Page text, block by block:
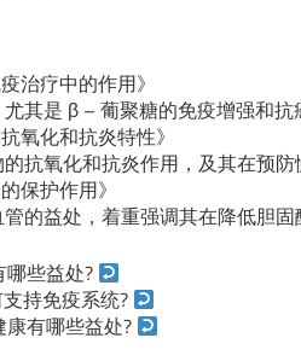
治疗中的作用》
其是 β – 葡聚糖的免疫增强和抗
氧化和抗炎特性》
抗氧化和抗炎作用，及其在预防
保护作用》
的益处，着重强调其在降低胆固
些益处?
持免疫系统?
有哪些益处?